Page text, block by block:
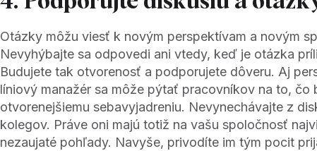
Otázky môžu viesť k novým perspektívam a novým
Nevyhýbajte sa odpovedi ani vtedy, keď je otázka
Budujete tak otvorenosť a podporujete dôveru. Aj
líniový manažér sa môže pýtať pracovníkov na to, čo
otvorenejšiemu sebavyjadreniu. Nevynechávajte z
kolegov. Práve oni majú totiž na vašu spoločnosť
nezaujaté pohľady. Navyše, privodíte im tým pocit